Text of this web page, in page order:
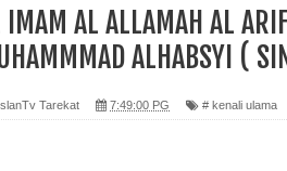
AHL AL-SUNNAH WAL JAMA'AH: BUKAN
IMAM AL ALLAMAH AL
ALHABSYI (
Tarekat 7:49:00 PG # kenali ulama